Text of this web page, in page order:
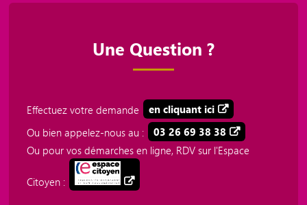
Une Question ?
Effectuez votre demande
en cliquant ici
Ou bien appelez-nous au :
03 26 69 38 38
Ou pour vos démarches en ligne, RDV sur l'Espace
Citoyen :